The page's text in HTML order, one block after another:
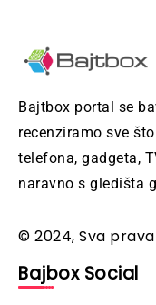
Bajtbox portal se
recenziramo sve
telefona, gadgeta,
naravno s gledišta
© 2024, Sva
Bajbox Social